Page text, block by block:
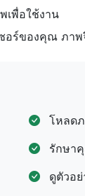
เพื่อใช้งาน
อร์ของคุณ ภา
โหลด
รักษา
ดูตัวอย่